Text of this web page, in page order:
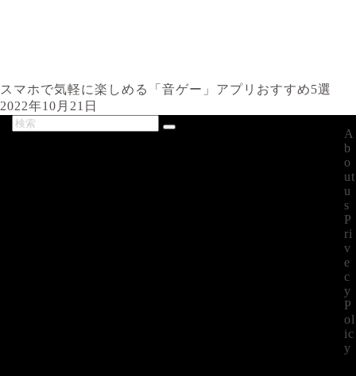
スマホで気軽に楽しめる「音ゲー」アプリおすすめ5選
2022年10月21日
A
b
o
ut
u
s
P
ri
v
e
c
y
P
ol
ic
y